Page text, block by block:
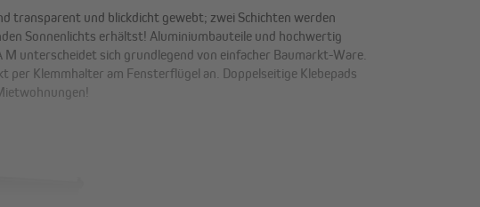
transparent und blickdicht gewebt; zwei Schichten werden
Sonnenlichts erhältst! Aluminiumbauteile und hochwertig
unterscheidet sich grundlegend von einfacher Baumarkt-Ware.
Klemmhalter am Fensterflügel an. Doppelseitige Klebepads